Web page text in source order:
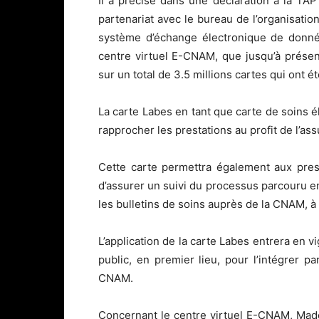
partenariat avec le bureau de
système d’échange électronique de
centre virtuel E-CNAM, que jusqu’à
sur un total de 3.5 millions cartes qui ont
La carte Labes en tant que carte de soins
rapprocher les prestations au profit de
Cette carte permettra également aux
d’assurer un suivi du processus parcouru
les bulletins de soins auprès de la CNAM,
L’application de la carte Labes entrera en
public, en premier lieu, pour l’intégrer
CNAM.
Concernant le centre virtuel E-CNAM,